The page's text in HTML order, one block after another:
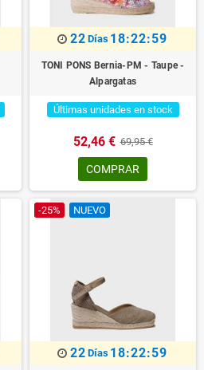
22 Días 18:22:59
TONI PONS Bernia-PM - Taupe -
Alpargatas
Últimas unidades en stock
52,46 € 69,95 €
COMPRAR
-25% NUEVO
22 Días 18:22:59